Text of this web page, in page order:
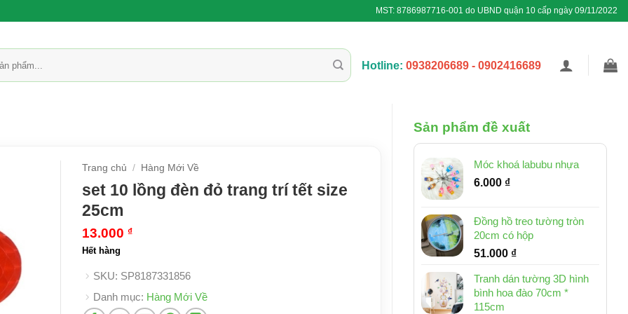
MST: 8786987716-001 do UBND quận 10 cấp ngày 09/11/2022
Hotline: 0938206689 - 0902416689
Sản phẩm đề xuất
Móc khoá labubu nhựa
6.000 ₫
Đồng hồ treo tường tròn
20cm có hộp
51.000 ₫
Tranh dán tường 3D hình
bình hoa đào 70cm *
115cm
Trang chủ / Hàng Mới Về
set 10 lồng đèn đỏ trang trí tết size
25cm
13.000 ₫
Hết hàng
SKU: SP8187331856
Danh mục: Hàng Mới Về